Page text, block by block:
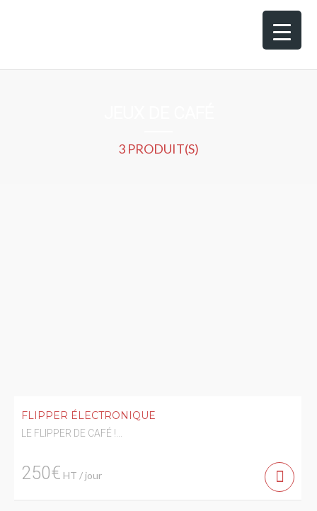
3 PRODUIT(S)
FLIPPER ÉLECTRONIQUE
LE FLIPPER DE CAFÉ !...
250€ HT / jour